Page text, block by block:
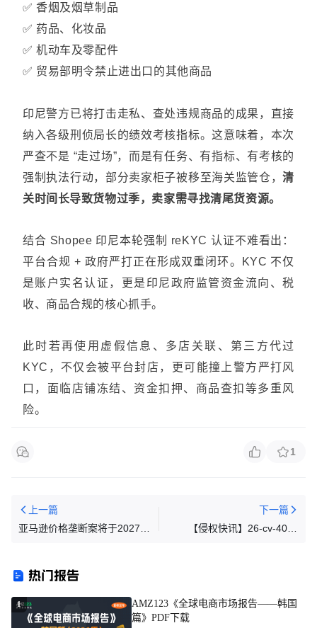
✅ 香烟及烟草制品
✅ 药品、化妆品
✅ 机动车及零配件
✅ 贸易部明令禁止进出口的其他商品
印尼警方已将打击走私、查处违规商品的成果，直接
纳入各级刑侦局长的绩效考核指标。这意味着，本次
严查不是 “走过场”，而是有任务、有指标、有考核的
强制执法行动，部分卖家柜子被移至海关监管仓，清
关时间长导致货物过季，卖家需寻找清尾货资源。
结合 Shopee 印尼本轮强制 reKYC 认证不难看出：
平台合规 + 政府严打正在形成双重闭环。KYC 不仅
是账户实名认证，更是印尼政府监管资金流向、税
收、商品合规的核心抓手。
此时若再使用虚假信息、多店关联、第三方代过
KYC，不仅会被平台封店，更可能撞上警方严打风
口，面临店铺冻结、资金扣押、商品查扣等多重风
险。
1
上一篇
亚马逊价格垄断案将于2027年
下一篇
【侵权快讯】26-cv-4086
热门报告
1
AMZ123《全球电商市场报告——韩国
篇》PDF下载